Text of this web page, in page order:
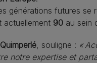
générations futures se
actuellement 90 au sein
, souligne : «
notre expertise et